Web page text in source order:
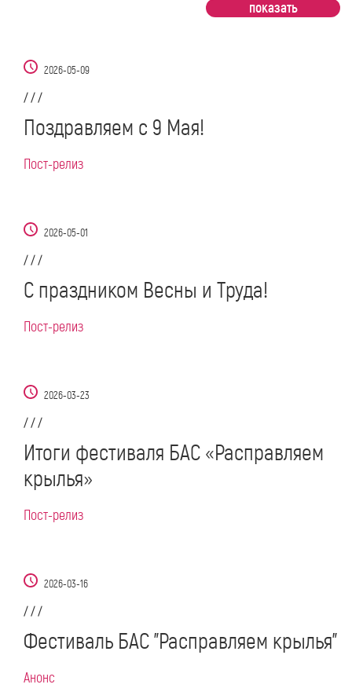
2026-05-09
/ / /
Поздравляем с 9 Мая!
Пост-релиз
2026-05-01
/ / /
С праздником Весны и Труда!
Пост-релиз
2026-03-23
/ / /
Итоги фестиваля БАС «Расправляем
крылья»
Пост-релиз
2026-03-16
/ / /
Фестиваль БАС "Расправляем крылья"
Анонс